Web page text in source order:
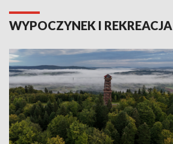
WYPOCZYNEK I REKREACJA